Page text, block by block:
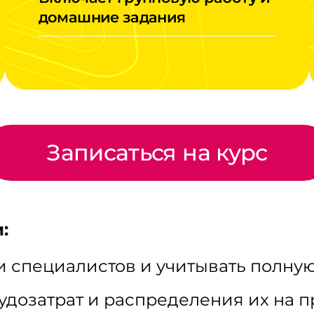
домашние задания
Записаться на курс
специалистов и учитывать
и распределения их на